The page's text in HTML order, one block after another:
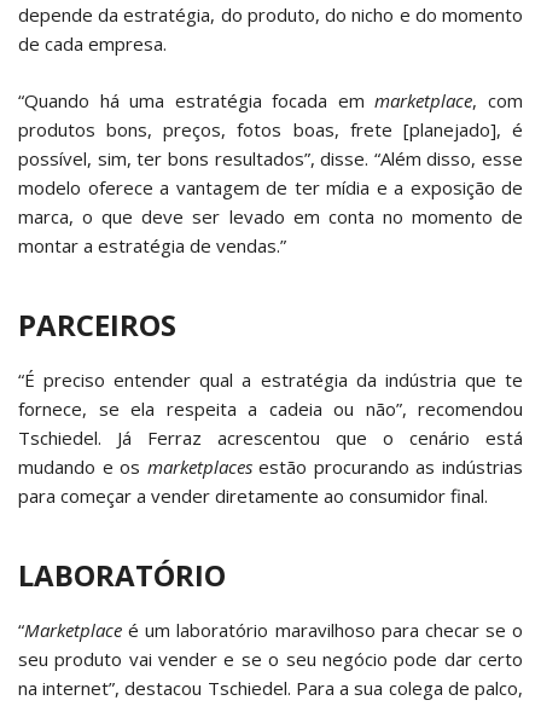
depende da estratégia, do produto, do nicho e do momento
de cada empresa.
“Quando há uma estratégia focada emmarketplace, com
produtos bons, preços, fotos boas, frete [planejado], é
possível, sim, ter bons resultados”, disse. “Além disso, esse
modelo oferece a vantagem de ter mídia e a exposição de
marca, o que deve ser levado em conta no momento de
montar a estratégia de vendas.”
PARCEIROS
“É preciso entender qual a estratégia da indústria que te
fornece, se ela respeita a cadeia ou não”, recomendou
Tschiedel. Já Ferraz acrescentou que o cenário está
mudando e os marketplacesestão procurando as indústrias
para começar a vender diretamente ao consumidor final.
LABORATÓRIO
“Marketplace é um laboratório maravilhoso para checar se o
seu produto vai vender e se o seu negócio pode dar certo
na internet”, destacou Tschiedel. Para a sua colega de palco,